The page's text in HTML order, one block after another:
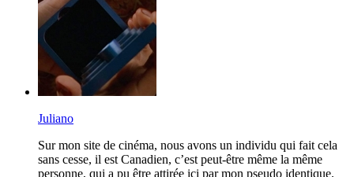
Juliano
Sur mon site de cinéma, nous avons un individu qui fait cela
sans cesse, il est Canadien, c’est peut-être même la même
personne, qui a pu être attirée ici par mon pseudo identique.